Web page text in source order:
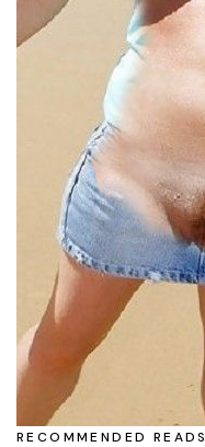
RECOMMENDED READS